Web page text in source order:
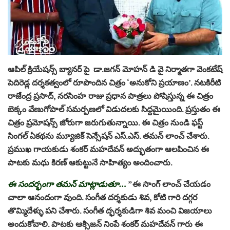
ఆపిల్ క్రియేషన్స్ బ్యానర్ పై డా.జగన్ మోహన్ డి వై నిర్మాతగా వెంకటేష్
పెదిరెడ్ల దర్శకత్వంలో రూపొందిన చిత్రం ‘అనుకోని ప్రయాణం’. నటకిరీటి
రాజేంద్ర ప్రసాద్, నరసింహ రాజు ప్రధాన పాత్రలు పోషిస్తున్న ఈ చిత్రం
బెక్కం వేణుగోపాల్ సమర్పణలో విడుదలకు సిద్దమైయింది. ప్రస్తుతం ఈ
చిత్రం ప్రమోషన్స్ జోరుగా జరుగుతున్నాయి. ఈ చిత్రం నుండి ఫస్ట్
సింగల్ ఏకథను మ్యూజిక్ సెన్సేషన్ ఎస్.ఎస్. తమన్ లాంచ్ చేశారు.
ప్రముఖ గాయకుడు శంకర్ మహదేవన్ అద్భుతంగా ఆలపించిన ఈ
పాటకు మధు కిరణ్ ఆకుట్టునే సాహిత్యం అందించారు.
ఈ సందర్భంగా తమన్ మాట్లాడుతూ… ”ఈ సాంగ్ లాంచ్ చేయడం
చాలా ఆనందంగా వుంది. సంగీత దర్శకుడు శివ, కోటి గారి దగ్గర
తొమ్మిదేళ్ళు పని చేశారు. సంగీత ద్ఫర్శకుడిగా శివ మంచి విజయాలు
అందుకోవాలి. పాటకు ఆక్సిజన్ నింపే శంకర్ మహదేవన్ గారు ఈ